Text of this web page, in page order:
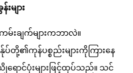
များ
မ်းချက်များကဘာလဲ။
ပ်တို့၏ကုန်ပစ္စည်းများကိုကြားနေ
ရောင်ပုံးများဖြင့်ထုပ်သည်။ သင်